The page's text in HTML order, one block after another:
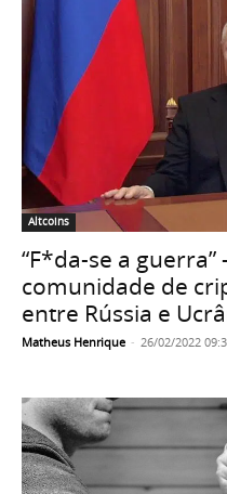
Altcoins
“F*da-se a guerra”
comunidade de
entre Rússia e
Matheus Henrique - 26/02/2022